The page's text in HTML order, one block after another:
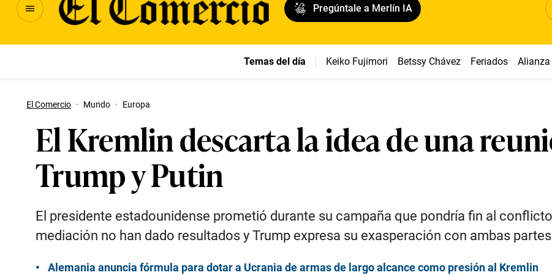
Pregúntale a Merlín IA
Temas del día Keiko Fujimori Betssy Chávez Feriados Alianza
El Comercio · Mundo · Europa
El Kremlin descarta la idea de una
Trump y Putin
El presidente estadounidense prometió durante su campaña que pondría fin al
mediación no han dado resultados y Trump expresa su exasperación con ambas
Alemania anuncia fórmula para dotar a Ucrania de armas de largo alcance como presión al Kremlin